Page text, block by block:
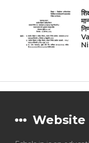
Website